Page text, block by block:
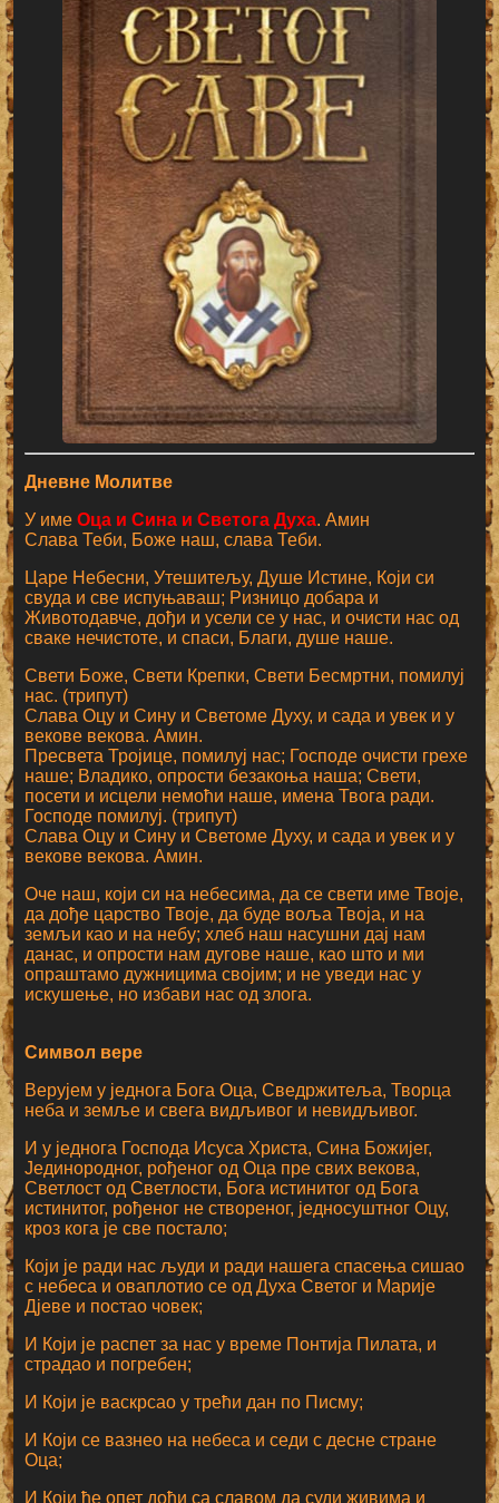
Дневне Молитве
У имеОца и Сина и Светога Духа. Амин
Слава Теби, Боже наш, слава Теби.
Царе Небесни, Утешитељу, Душе Истине, Који си
свуда и све испуњаваш; Ризницо добара и
Животодавче, дођи и усели се у нас, и очисти нас од
сваке нечистоте, и спаси, Благи, душе наше.
Свети Боже, Свети Крепки, Свети Бесмртни, помилуј
нас. (трипут)
Слава Оцу и Сину и Светоме Духу, и сада и увек и у
векове векова. Амин.
Пресвета Тројице, помилуј нас; Господе очисти грехе
наше; Владико, опрости безакоња наша; Свети,
посети и исцели немоћи наше, имена Твога ради.
Господе помилуј. (трипут)
Слава Оцу и Сину и Светоме Духу, и сада и увек и у
векове векова. Амин.
Оче наш, који си на небесима, да се свети име Твоје,
да дође царство Твоје, да буде воља Твоја, и на
земљи као и на небу; хлеб наш насушни дај нам
данас, и опрости нам дугове наше, као што и ми
опраштамо дужницима својим; и не уведи нас у
искушење, но избави нас од злога.
Символ вере
Верујем у једнога Бога Оца, Сведржитеља, Творца
неба и земље и свега видљивог и невидљивог.
И у једнога Господа Исуса Христа, Сина Божијег,
Јединородног, рођеног од Оца пре свих векова,
Светлост од Светлости, Бога истинитог од Бога
истинитог, рођеног не створеног, једносуштног Оцу,
кроз кога је све постало;
Који је ради нас људи и ради нашега спасења сишао
с небеса и оваплотио се од Духа Светог и Марије
Дјеве и постао човек;
И Који је распет за нас у време Понтија Пилата, и
страдао и погребен;
И Који је васкрсао у трећи дан по Писму;
И Који се вазнео на небеса и седи с десне стране
Оца;
И Који ће опет доћи са славом да суди живима и